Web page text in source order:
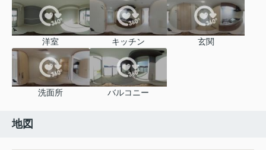
洋室 キッチン 玄関
洗面所 バルコニー
地図